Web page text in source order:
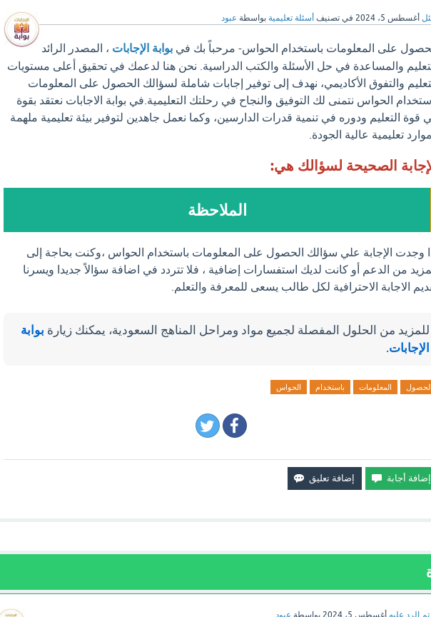
أغسطس 5، 2024 في تصنيف أسئلة تعليمية بواسطة عبود
على المعلومات باستخدام الحواس- مرحباً بك في بوابة الإجابات ، المصدر الرائد
والمساعدة في حل الأسئلة والكتب الدراسية. نحن هنا لدعمك في تحقيق أعلى مستويات
والتفوق الأكاديمي، نهدف إلى توفير إجابات شاملة لسؤالك الحصول على المعلومات
الحواس نتمنى لك التوفيق والنجاح في رحلتك التعليمية.في بوابة الاجابات نعتقد بقوة
قوة التعليم ودوره في تنمية قدرات الدارسين، وكما نعمل جاهدين لتوفير بيئة تعليمية ملهمة
تعليمية عالية الجودة.
الصحيحة لسؤالك هي:
الملاحظة
وجدت الإجابة علي سؤالك الحصول على المعلومات باستخدام الحواس ،وكنت بحاجة إلى
من الدعم أو كانت لديك استفسارات إضافية ، فلا تتردد في اضافة سؤالاً جديدا ويسرنا
الاجابة الاحترافية لكل طالب يسعى للمعرفة والتعلم.
للمزيد من الحلول المفصلة لجميع مواد ومراحل المناهج السعودية، يمكنك زيارة بوابة
الإجابات.
الحصول المعلومات باستخدام الحواس
تم الرد عليه أغسطس 5، 2024 بواسطة عبود